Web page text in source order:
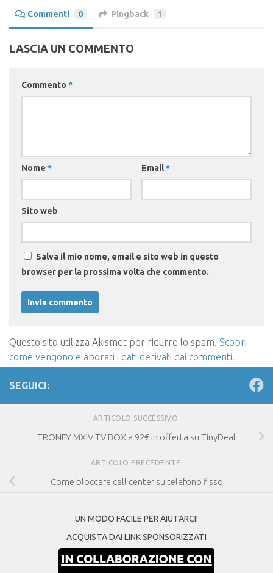
Commenti 0 Pingback 1
LASCIA UN COMMENTO
Commento *
Nome * Email*
Sito web
Salva il mio nome, email e sito web in questo
browser per la prossima volta che commento.
Questo sito utilizza Akismet per ridurre lo spam. Scopri
come vengono elaborati i dati derivati dai commenti.
SEGUICI:
ARTICOLO SUCCESSIVO
TRONFY MXIV TV BOX a 92€ in offerta su TinyDeal
ARTICOLO PRECEDENTE
Come bloccare call center su telefono fisso
UN MODO FACILE PER AIUTARCI!
ACQUISTA DAI LINK SPONSORIZZATI